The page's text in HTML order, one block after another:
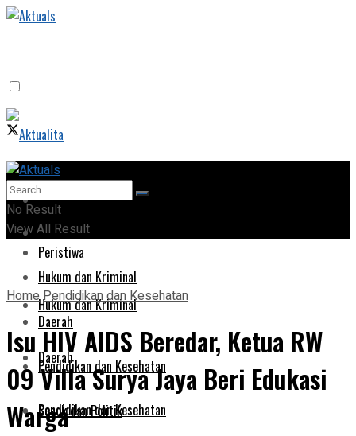
Home
Peristiwa
Hukum dan Kriminal
Daerah
Pendidikan dan Kesehatan
Sosok dan Politik
Home
Peristiwa
Hukum dan Kriminal
Daerah
Pendidikan dan Kesehatan
No Result
View All Result
HomePendidikan dan Kesehatan
Isu HIV AIDS Beredar, Ketua RW
09 Villa Surya Jaya Beri Edukasi
Warga